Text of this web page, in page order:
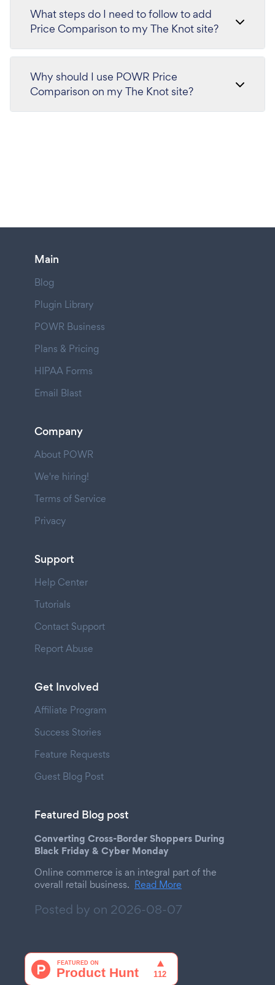
What steps do I need to follow to add
Price Comparison to my The Knot site?
Why should I use POWR Price
Comparison on my The Knot site?
Main
Blog
Plugin Library
POWR Business
Plans & Pricing
HIPAA Forms
Email Blast
Company
About POWR
We're hiring!
Terms of Service
Privacy
Support
Help Center
Tutorials
Contact Support
Report Abuse
Get Involved
Affiliate Program
Success Stories
Feature Requests
Guest Blog Post
Featured Blog post
Converting Cross-Border Shoppers During
Black Friday & Cyber Monday
Online commerce is an integral part of the
overall retail business. Read More
Posted by on 2026-08-07